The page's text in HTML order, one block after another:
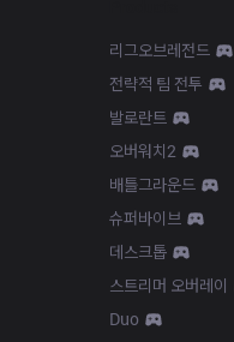
리그오브레전드
전략적 팀 전투
발로란트
오버워치2
배틀그라운드
슈퍼바이브
데스크톱
스트리머 오버레이
Duo